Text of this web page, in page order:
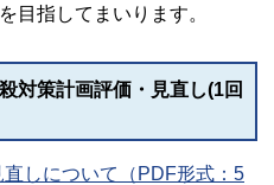
目指してまいります。
対策計画評価・見直し(1回
しについて（PDF形式：5